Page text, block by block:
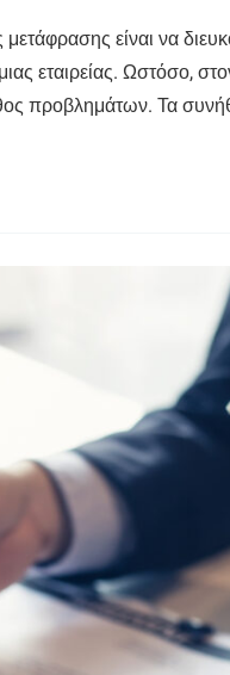
είναι να
εταιρείας. Ωστόσο,
προβλημάτων. Τα